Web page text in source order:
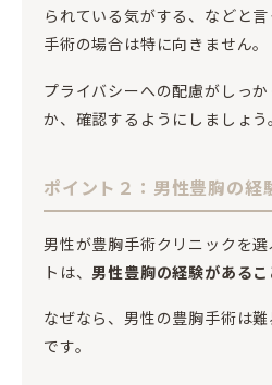
られている気がする、などと
手術の場合は特に向きません。
プライバシーへの配慮がしっ
か、確認するようにしましょう
ポイント２：男性豊胸の経
男性が豊胸手術クリニックを
トは、 男性豊胸の経験があるこ
なぜなら、男性の豊胸手術は
です。